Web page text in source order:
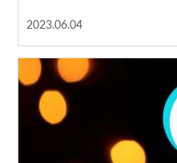
2023.06.04